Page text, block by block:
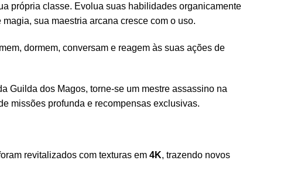
própria classe. Evolua suas habilidades organicamente
sua maestria arcana cresce com o uso.
dormem, conversam e reagem às suas ações de
Guilda dos Magos, torne-se um mestre assassino na
missões profunda e recompensas exclusivas.
revitalizados com texturas em 4K, trazendo novos